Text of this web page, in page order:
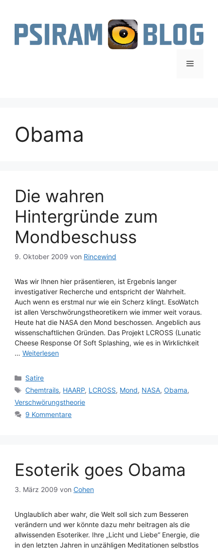
springen
Menü
Obama
Die wahren
Hintergründe zum
Mondbeschuss
9. Oktober 2009 von Rincewind
Was wir Ihnen hier präsentieren, ist Ergebnis langer
investigativer Recherche und entspricht der Wahrheit.
Auch wenn es erstmal nur wie ein Scherz klingt. EsoWatch
ist allen Verschwörungstheoretikern wie immer weit voraus.
Heute hat die NASA den Mond beschossen. Angeblich aus
wissenschaftlichen Gründen. Das Projekt LCROSS (Lunatic
Cheese Response Of Soft Splashing, wie es in Wirklichkeit
… Weiterlesen
Kategorien
Satire
Schlagwörter
Chemtrails, HAARP, LCROSS, Mond, NASA,Obama,
Verschwörungstheorie
9 Kommentare
Esoterik goes Obama
3. März 2009 von Cohen
Unglaublich aber wahr, die Welt soll sich zum Besseren
verändern und wer könnte dazu mehr beitragen als die
allwissenden Esoteriker. Ihre „Licht und Liebe“ Energie, die
in den letzten Jahren in unzähligen Meditationen selbstlos